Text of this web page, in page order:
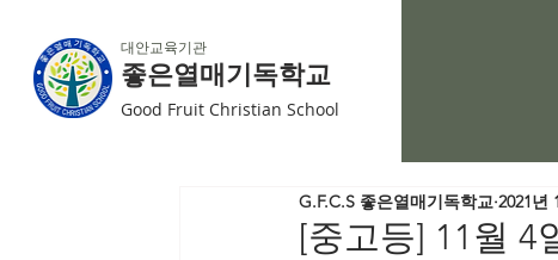
대안교육기관
좋은열매기독학교
Good Fruit Christian School
[중고등] 11월 4
G.F.C.S 좋은열매기독학교 2021년